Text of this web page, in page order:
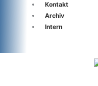
Kontakt
Archiv
Intern